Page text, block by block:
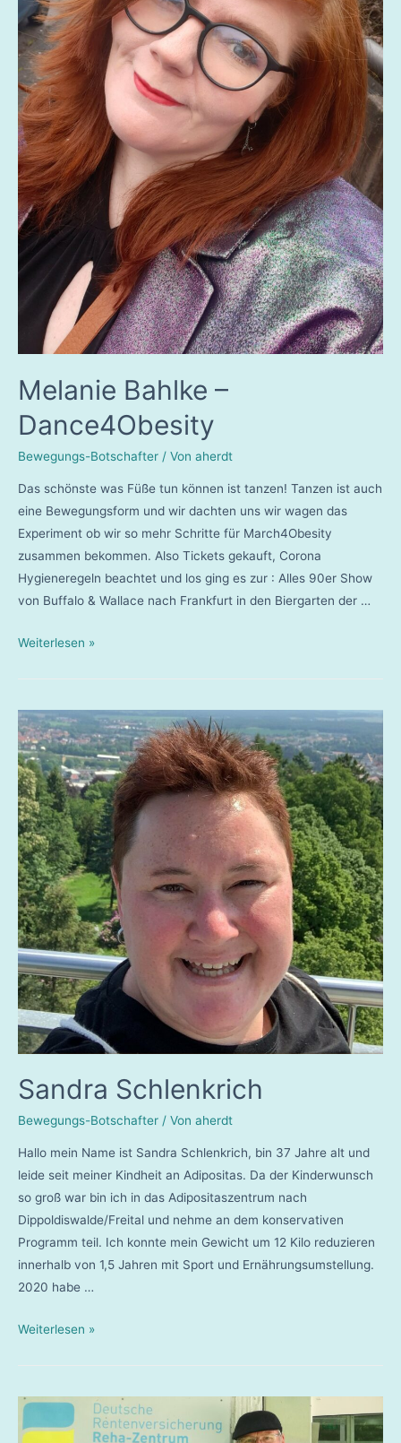
Melanie Bahlke –
Dance4Obesity
Bewegungs-Botschafter / Von aherdt
Das schönste was Füße tun können ist tanzen! Tanzen ist auch
eine Bewegungsform und wir dachten uns wir wagen das
Experiment ob wir so mehr Schritte für March4Obesity
zusammen bekommen. Also Tickets gekauft, Corona
Hygieneregeln beachtet und los ging es zur : Alles 90er Show
von Buffalo & Wallace nach Frankfurt in den Biergarten der …
Melanie
Dance4Obesity
Weiterlesen »
Sandra Schlenkrich
Bewegungs-Botschafter / Von aherdt
Hallo mein Name ist Sandra Schlenkrich, bin 37 Jahre alt und
leide seit meiner Kindheit an Adipositas. Da der Kinderwunsch
so groß war bin ich in das Adipositaszentrum nach
Dippoldiswalde/Freital und nehme an dem konservativen
Programm teil. Ich konnte mein Gewicht um 12 Kilo reduzieren
innerhalb von 1,5 Jahren mit Sport und Ernährungsumstellung.
2020 habe …
Sandra
Weiterlesen »